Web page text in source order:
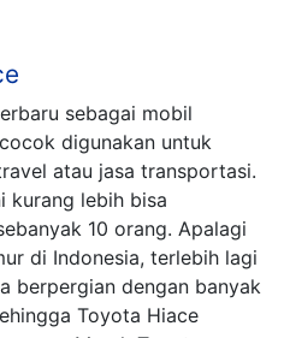
sebagai mobil
digunakan untuk
atau jasa transportasi.
kurang lebih bisa
10 orang. Apalagi
di Indonesia, terlebih lagi
berpergian dengan banyak
Toyota Hiace